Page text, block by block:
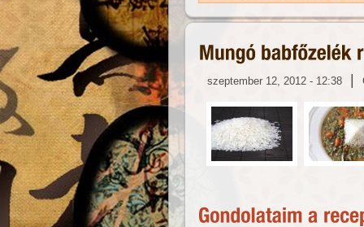
szeptember 12, 2012 - 12:38 |